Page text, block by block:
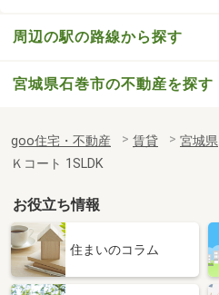
周辺の駅の路線から探す
宮城県石巻市の不動産を探す
goo住宅・不動産 賃貸 宮城県
Ｋコート 1SLDK
お役立ち情報
住まいのコラム